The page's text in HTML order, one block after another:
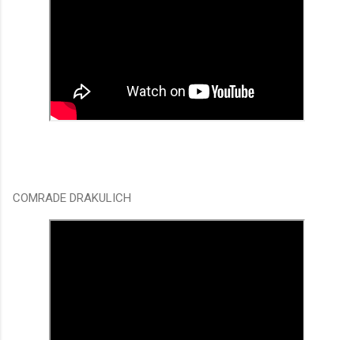
COMRADE DRAKULICH